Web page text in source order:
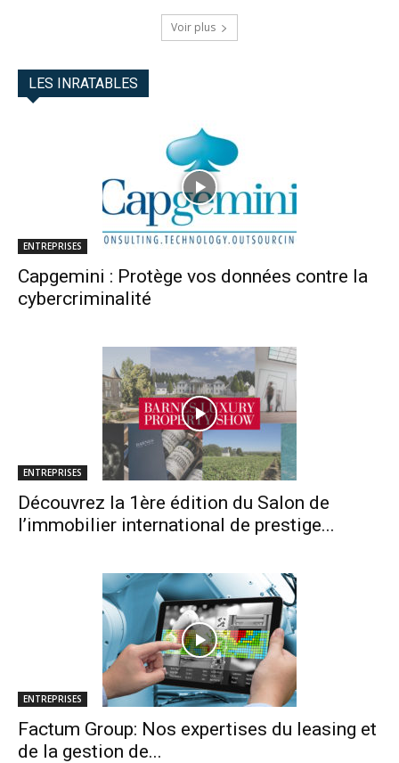
Voir plus
LES INRATABLES
ENTREPRISES
Capgemini : Protège vos données contre la
cybercriminalité
ENTREPRISES
Découvrez la 1ère édition du Salon de
l’immobilier international de prestige...
ENTREPRISES
Factum Group: Nos expertises du leasing et
de la gestion de...